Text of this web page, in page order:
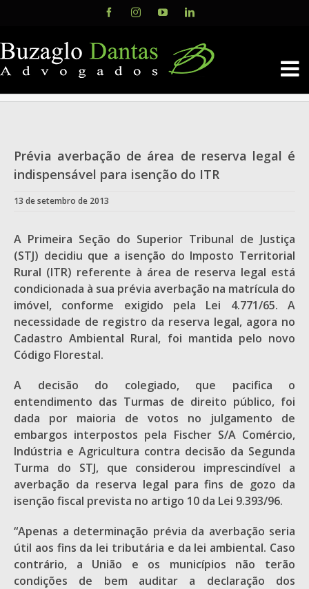
content
FacebookInstagramYouTubeLinkedIn
Prévia averbação de área de reserva legal é
indispensável para isenção do ITR
13 de setembro de 2013
A Primeira Seção do Superior Tribunal de Justiça
(STJ) decidiu que a isenção do Imposto Territorial
Rural (ITR) referente à área de reserva legal está
condicionada à sua prévia averbação na matrícula do
imóvel, conforme exigido pela Lei 4.771/65. A
necessidade de registro da reserva legal, agora no
Cadastro Ambiental Rural, foi mantida pelo novo
Código Florestal.
A decisão do colegiado, que pacifica o
entendimento das Turmas de direito público, foi
dada por maioria de votos no julgamento de
embargos interpostos pela Fischer S/A Comércio,
Indústria e Agricultura contra decisão da Segunda
Turma do STJ, que considerou imprescindível a
averbação da reserva legal para fins de gozo da
isenção fiscal prevista no artigo 10 da Lei 9.393/96.
“Apenas a determinação prévia da averbação seria
útil aos fins da lei tributária e da lei ambiental. Caso
contrário, a União e os municípios não terão
condições de bem auditar a declaração dos